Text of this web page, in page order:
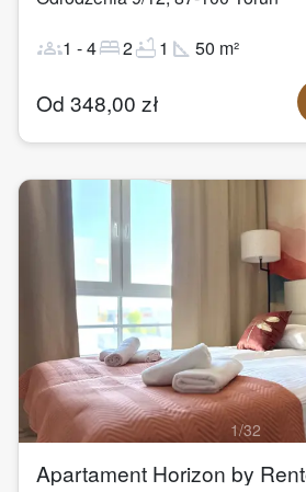
groups1 -4bed2bathtub1 square_foot 50 m²
Od 348,00 zł
1/32
Apartament Horizon by